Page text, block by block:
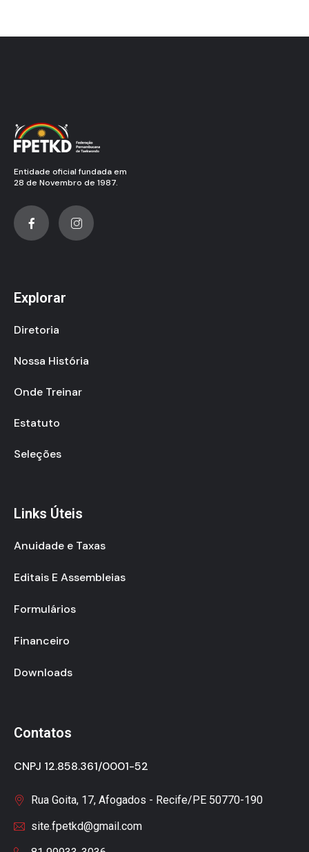
Entidade oficial fundada em
28 de Novembro de 1987.
Explorar
Diretoria
Nossa História
Onde Treinar
Estatuto
Seleções
Links Úteis
Anuidade e Taxas
Editais E Assembleias
Formulários
Financeiro
Downloads
Contatos
CNPJ 12.858.361/0001-52
Rua Goita, 17, Afogados - Recife/PE 50770-190
site.fpetkd@gmail.com